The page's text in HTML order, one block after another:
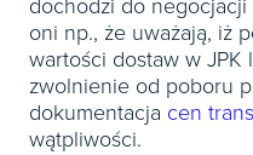
dochodzi do negocjacji
oni np., że uważają, iż
wartości dostaw w JPK
zwolnienie od poboru
dokumentacja cen
wątpliwości.